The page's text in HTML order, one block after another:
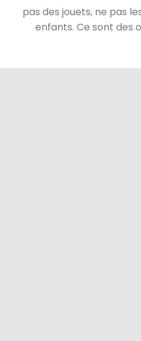
pas des jouets, ne pas
enfants. Ce sont des